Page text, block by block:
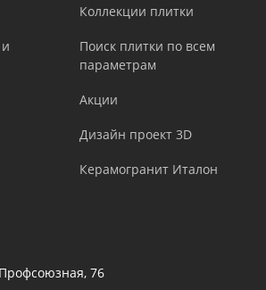
Коллекции плитки
Поиск плитки по всем
параметрам
Акции
Дизайн проект 3D
Керамогранит Италон
76